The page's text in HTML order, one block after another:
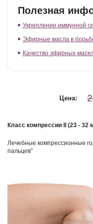
Полезная
Укрепление иммунной
Эфирные масла в
Качество эфирных
Цена:
Класс компрессии II (23 - 32
Лечебные компрессионные
пальцев"